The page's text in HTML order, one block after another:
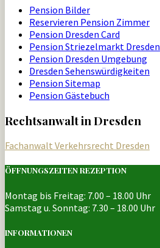
Pension Bilder
Reservieren Pension Zimmer
Pension Dresden Card
Pension Striezelmarkt Dresden
Pension Dresden Umgebung
Dresden Sehenswürdigkeiten
Pension Sitemap
Pension Gästebuch
Rechtsanwalt in Dresden
Fachanwalt Verkehrsrecht Dresden
ÖFFNUNGSZEITEN REZEPTION
Montag bis Freitag: 7.00 – 18.00 Uhr
Samstag u. Sonntag: 7.30 – 18.00 Uhr
INFORMATIONEN